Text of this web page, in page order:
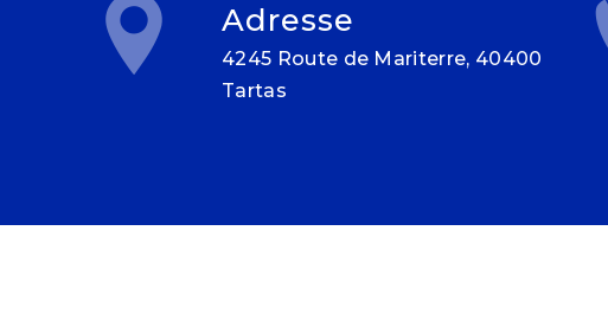
Adresse
4245 Route de Mariterre, 40400
Tartas